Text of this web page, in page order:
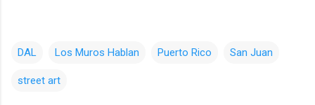
DAL Los Muros Hablan Puerto Rico San Juan
street art